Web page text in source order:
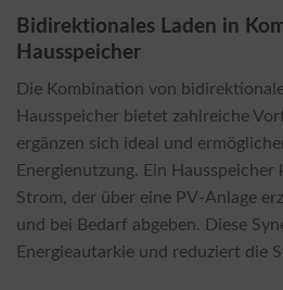
Bidirektionales Laden in
Hausspeicher
Die Kombination von
Hausspeicher bietet zahlreiche
ergänzen sich ideal und
Energienutzung. Ein Hausspeicher
Strom, der über eine PV-Anlage
und bei Bedarf abgeben. Diese
Energieautarkie und reduziert die